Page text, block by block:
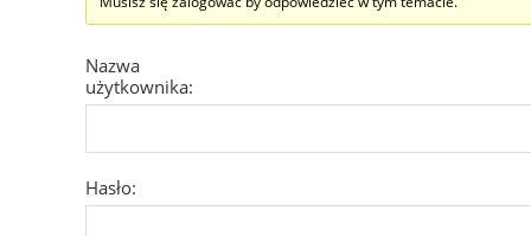
Nazwa
użytkownika:
Hasło: